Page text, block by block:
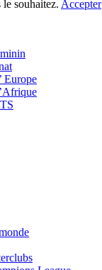
souhaitez. Accepter
Europe